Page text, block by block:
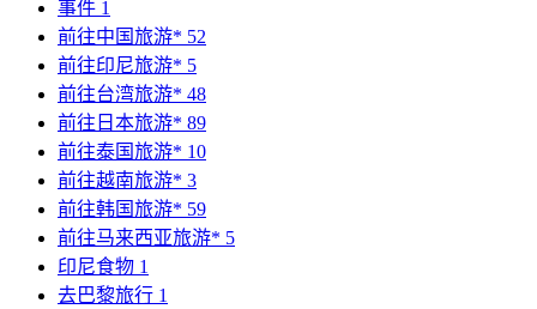
事件 1
前往中国旅游* 52
前往印尼旅游* 5
前往台湾旅游* 48
前往日本旅游* 89
前往泰国旅游* 10
前往越南旅游* 3
前往韩国旅游* 59
前往马来西亚旅游* 5
印尼食物 1
去巴黎旅行 1